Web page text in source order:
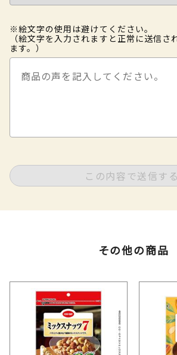
※絵文字の使用は避けてください。
（絵文字を入力されますと正常に送信さ
ます。）
この内容で送信する
その他の商品